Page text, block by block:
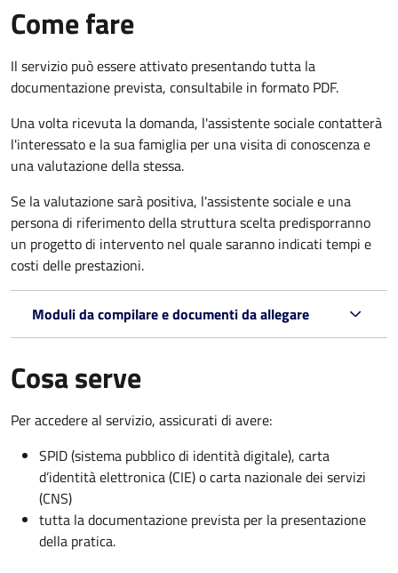
Come fare
Il servizio può essere attivato presentando tutta la
documentazione prevista, consultabile in formato PDF.
Una volta ricevuta la domanda, l'assistente sociale contatterà
l'interessato e la sua famiglia per una visita di conoscenza e
una valutazione della stessa.
Se la valutazione sarà positiva, l'assistente sociale e una
persona di riferimento della struttura scelta predisporranno
un progetto di intervento nel quale saranno indicati tempi e
costi delle prestazioni.
Moduli da compilare e documenti da allegare
Cosa serve
Per accedere al servizio, assicurati di avere:
SPID (sistema pubblico di identità digitale), carta
d’identità elettronica (CIE) o carta nazionale dei servizi
(CNS)
tutta la documentazione prevista per la presentazione
della pratica.